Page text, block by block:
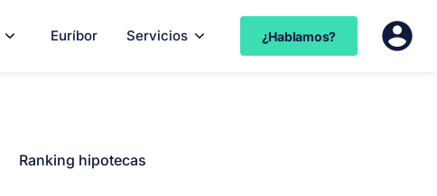
Euríbor Servicios ¿Hablamos?
Ranking hipotecas